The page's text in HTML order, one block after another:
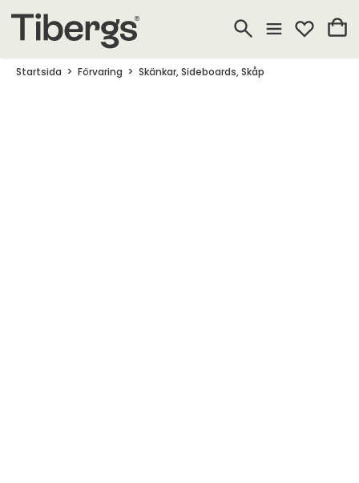
Startsida Förvaring Skänkar, Sideboards, Skåp